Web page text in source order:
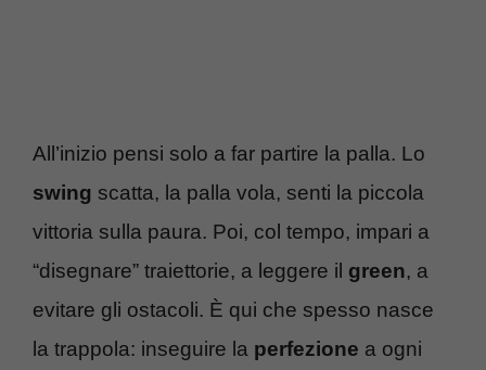
All’inizio pensi solo a far partire la palla. Lo
swing scatta, la palla vola, senti la piccola
vittoria sulla paura. Poi, col tempo, impari a
“disegnare” traiettorie, a leggere il green, a
evitare gli ostacoli. È qui che spesso nasce
la trappola: inseguire la perfezione a ogni